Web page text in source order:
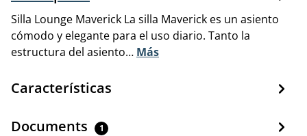
Silla Lounge Maverick La silla Maverick es un asiento
cómodo y elegante para el uso diario. Tanto la
estructura del asiento… Más
Características
Documents 1